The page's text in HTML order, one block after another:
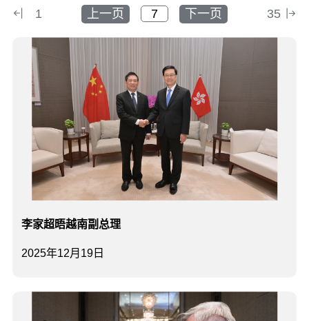
1 上一页 下一页 35
2025年12月19日
李家超晤越南副总理